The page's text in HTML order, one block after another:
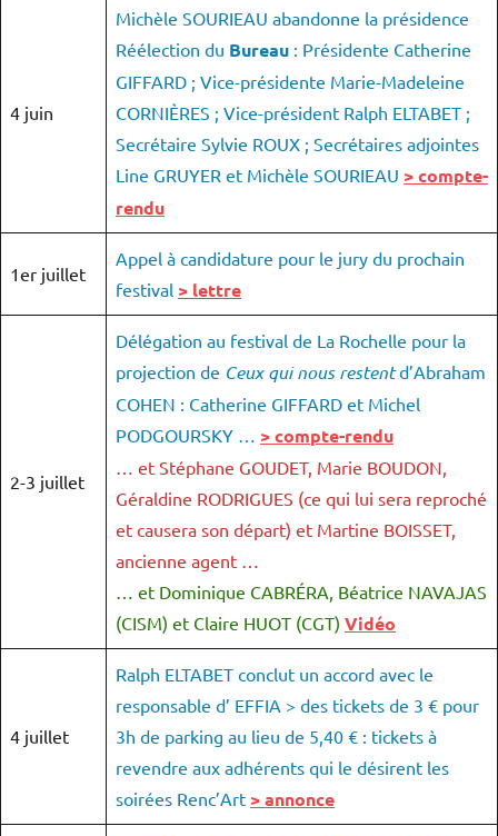
4 juin
Michèle SOURIEAU abandonne la présidence
Réélection du Bureau : Présidente Catherine
GIFFARD ; Vice-présidente Marie-Madeleine
CORNIÈRES ; Vice-président Ralph ELTABET ;
Secrétaire Sylvie ROUX ; Secrétaires adjointes
Line GRUYER et Michèle SOURIEAU > compte-
rendu
1er juillet
Appel à candidature pour le jury du prochain
festival > lettre
2-3 juillet
Délégation au festival de La Rochelle pour la
projection de Ceux qui nous restentd’Abraham
COHEN : Catherine GIFFARD et Michel
PODGOURSKY …
> compte-rendu
… et Stéphane GOUDET, Marie BOUDON,
Géraldine RODRIGUES (ce qui lui sera reproché
et causera son départ) et Martine BOISSET,
ancienne agent …
… et Dominique CABRÉRA, Béatrice NAVAJAS
(CISM) et Claire HUOT (CGT) Vidéo
4 juillet
Ralph ELTABET conclut un accord avec le
responsable d’ EFFIA > des tickets de 3 € pour
3h de parking au lieu de 5,40 € : tickets à
revendre aux adhérents qui le désirent les
soirées Renc’Art > annonce